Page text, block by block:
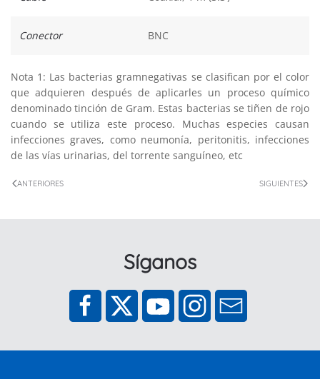
Conector BNC
Nota 1: Las bacterias gramnegativas se clasifican por el color
que adquieren después de aplicarles un proceso químico
denominado tinción de Gram. Estas bacterias se tiñen de rojo
cuando se utiliza este proceso. Muchas especies causan
infecciones graves, como neumonía, peritonitis, infecciones
de las vías urinarias, del torrente sanguíneo, etc
ANTERIORES SIGUIENTES
Síganos